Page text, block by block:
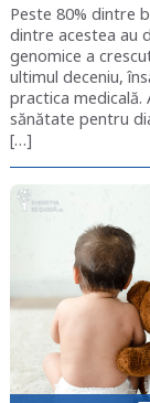
Peste 80% dintre
dintre acestea au
genomice a
ultimul deceniu,
practica medicală.
sănătate pentru
[…]